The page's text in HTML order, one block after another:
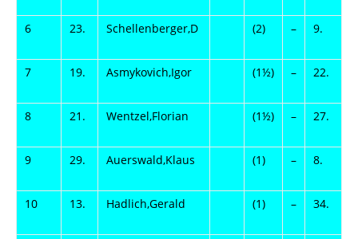
6 23. Schellenberger,D (2) – 9.
7 19. Asmykovich,Igor (1½) – 22.
8 21. Wentzel,Florian (1½) – 27.
9 29. Auerswald,Klaus (1) – 8.
10 13. Hadlich,Gerald (1) – 34.